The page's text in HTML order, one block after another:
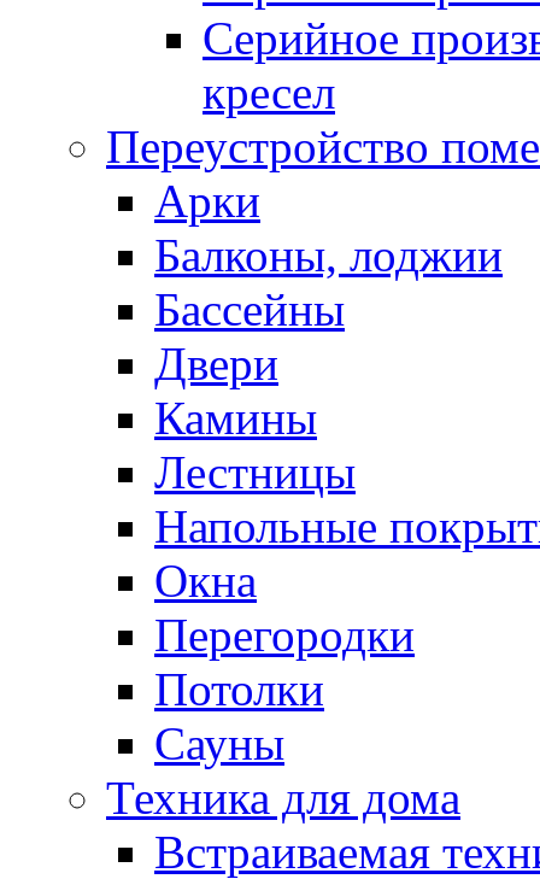
Серийное
кресел
Переустройство
Арки
Балконы, лоджии
Бассейны
Двери
Камины
Лестницы
Напольные
Окна
Перегородки
Потолки
Сауны
Техника для дома
Встраиваемая